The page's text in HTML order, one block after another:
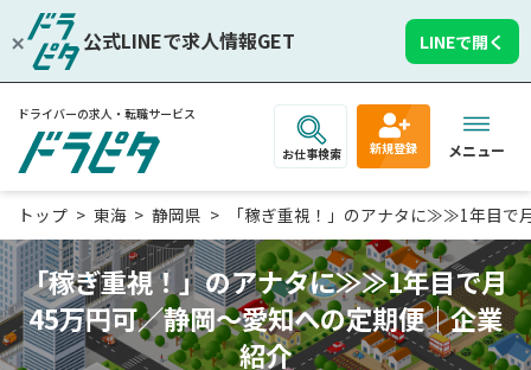
公式LINEで求人情報GET LINEで開く
ドライバーの求人・転職サービス
お仕事検索 新規登録 メニュー
トップ 東海 静岡県 「稼ぎ重視！」のアナタに≫≫1年目で
「稼ぎ重視！」のアナタに≫≫1年目で月
45万円可／静岡～愛知への定期便｜企業
紹介